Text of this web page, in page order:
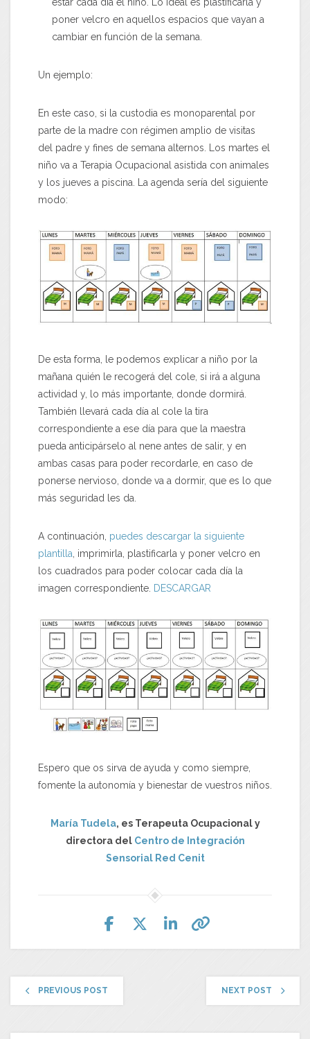
poner velcro en aquellos espacios que vayan a
cambiar en función de la semana.
Un ejemplo:
En este caso, si la custodia es monoparental por
parte de la madre con régimen amplio de visitas
del padre y fines de semana alternos. Los martes el
niño va a Terapia Ocupacional asistida con animales
y los jueves a piscina. La agenda sería del siguiente
modo:
De esta forma, le podemos explicar a niño por la
mañana quién le recogerá del cole, si irá a alguna
actividad y, lo más importante, donde dormirá.
También llevará cada día al cole la tira
correspondiente a ese día para que la maestra
pueda anticipárselo al nene antes de salir, y en
ambas casas para poder recordarle, en caso de
ponerse nervioso, donde va a dormir, que es lo que
más seguridad les da.
A continuación, puedes descargar la siguiente
plantilla , imprimirla, plastificarla y poner velcro en
los cuadrados para poder colocar cada día la
imagen correspondiente. DESCARGAR
Espero que os sirva de ayuda y como siempre,
fomente la autonomía y bienestar de vuestros niños.
María Tudela, es Terapeuta Ocupacional y
directora del Centro de Integración
Sensorial Red Cenit
PREVIOUS POST NEXT POST